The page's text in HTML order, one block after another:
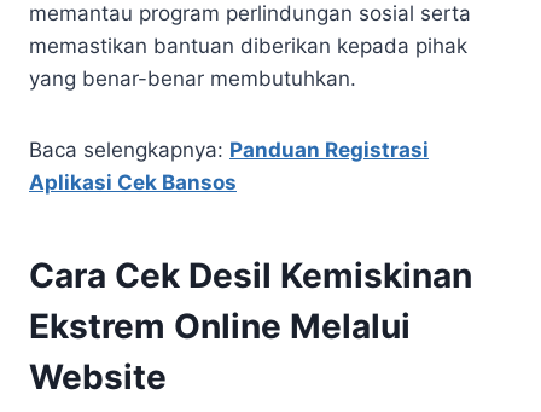
memantau program perlindungan sosial serta
memastikan bantuan diberikan kepada pihak
yang benar-benar membutuhkan.
Baca selengkapnya: Panduan Registrasi
Aplikasi Cek Bansos
Cara Cek Desil Kemiskinan
Ekstrem Online Melalui
Website